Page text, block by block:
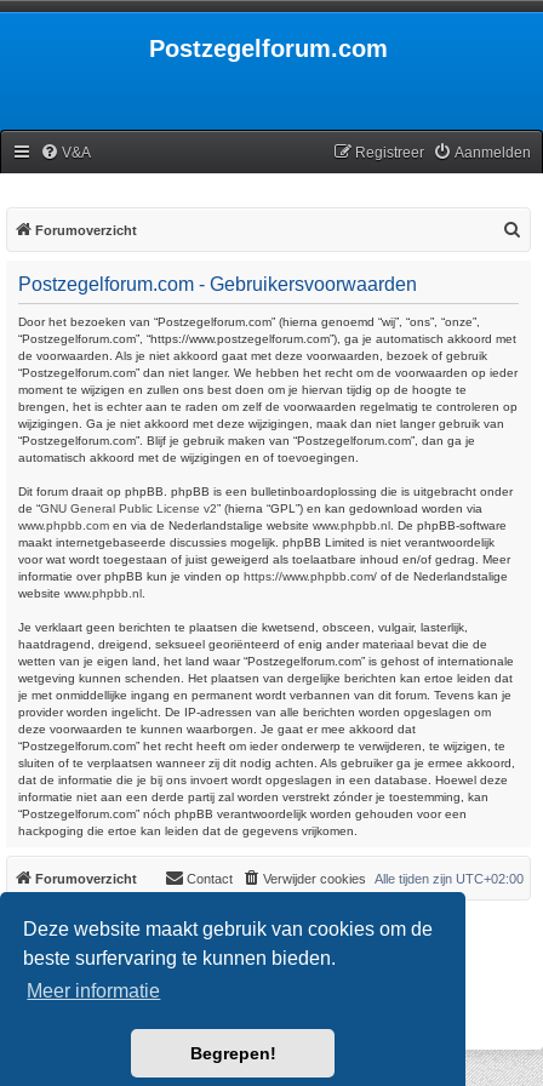
Deze website maakt gebruik van cookies om de
beste surfervaring te kunnen bieden.
Meer informatie
Begrepen!
Postzegelforum.com
V&A Aanmelden
Registreer
Forumoverzicht
Postzegelforum.com - Gebruikersvoorwaarden
Door het bezoeken van “Postzegelforum.com” (hierna genoemd “wij”, “ons”, “onze”,
“Postzegelforum.com”, “https://www.postzegelforum.com”), ga je automatisch akkoord met
de voorwaarden. Als je niet akkoord gaat met deze voorwaarden, bezoek of gebruik
“Postzegelforum.com” dan niet langer. We hebben het recht om de voorwaarden op ieder
moment te wijzigen en zullen ons best doen om je hiervan tijdig op de hoogte te
brengen, het is echter aan te raden om zelf de voorwaarden regelmatig te controleren op
wijzigingen. Ga je niet akkoord met deze wijzigingen, maak dan niet langer gebruik van
“Postzegelforum.com”. Blijf je gebruik maken van “Postzegelforum.com”, dan ga je
automatisch akkoord met de wijzigingen en of toevoegingen.
Dit forum draait op phpBB. phpBB is een bulletinboardoplossing die is uitgebracht onder
de “GNU General Public License v2” (hierna “GPL”) en kan gedownload worden via
www.phpbb.com en via de Nederlandstalige website www.phpbb.nl . De phpBB-software
maakt internetgebaseerde discussies mogelijk. phpBB Limited is niet verantwoordelijk
voor wat wordt toegestaan of juist geweigerd als toelaatbare inhoud en/of gedrag. Meer
informatie over phpBB kun je vinden op https://www.phpbb.com/ of de Nederlandstalige
website www.phpbb.nl
Je verklaart geen berichten te plaatsen die kwetsend, obsceen, vulgair, lasterlijk,
haatdragend, dreigend, seksueel georiënteerd of enig ander materiaal bevat die de
wetten van je eigen land, het land waar “Postzegelforum.com” is gehost of internationale
wetgeving kunnen schenden. Het plaatsen van dergelijke berichten kan ertoe leiden dat
je met onmiddellijke ingang en permanent wordt verbannen van dit forum. Tevens kan je
provider worden ingelicht. De IP-adressen van alle berichten worden opgeslagen om
deze voorwaarden te kunnen waarborgen. Je gaat er mee akkoord dat
“Postzegelforum.com” het recht heeft om ieder onderwerp te verwijderen, te wijzigen, te
sluiten of te verplaatsen wanneer zij dit nodig achten. Als gebruiker ga je ermee akkoord,
dat de informatie die je bij ons invoert wordt opgeslagen in een database. Hoewel deze
informatie niet aan een derde partij zal worden verstrekt zónder je toestemming, kan
“Postzegelforum.com” nóch phpBB verantwoordelijk worden gehouden voor een
hackpoging die ertoe kan leiden dat de gegevens vrijkomen.
Forumoverzicht Alle tijden zijn UTC+02:00
Verwijder cookies
Contact
*Original Author:Brad Veryard
*Updated to 3.3.x by MannixMD
* Style version: 3.4.0
Powered by